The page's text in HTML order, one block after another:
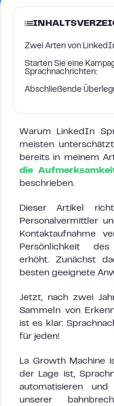
Zwei Arten von
Starten Sie eine
Sprachnachrichten:
Abschließende
Warum LinkedIn
meisten
bereits in meinem
die
beschrieben.
Dieser Artikel
Personalvermittler
Kontaktaufnahme
Persönlichkeit des
erhöht. Zunächst
besten geeignete
Jetzt, nach zwei
Sammeln von
ist es klar:
für jeden!
La Growth Machine
der Lage ist,
automatisieren
unserer